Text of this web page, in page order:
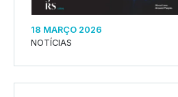
18 MARÇO 2026
NOTÍCIAS